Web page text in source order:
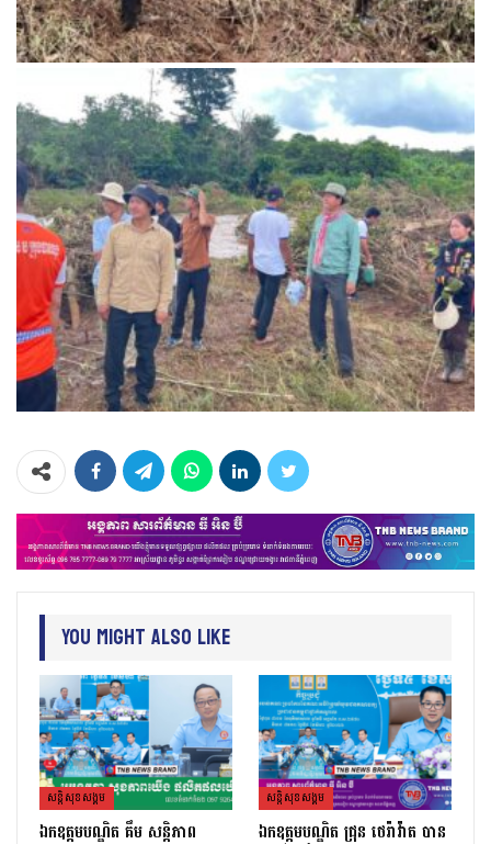
You Might Also Like
សន្តិសុខសង្គម
ឯកឧត្តមបណ្ឌិត គឹម សន្តិភាព
សន្តិសុខសង្គម
ឯកឧត្តមបណ្ឌិត ជ្រុន ថេរ៉ាវ៉ាត បាន